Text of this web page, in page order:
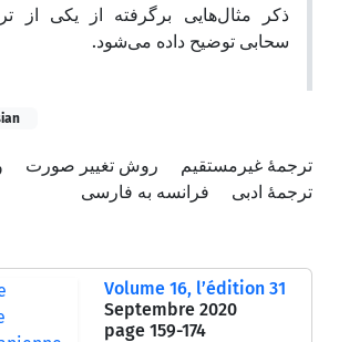
ذکر مثال‌هایی برگرفته از یکی از
سحابی توضیح داده می‌شود.
ترجمۀ غیرمستقیم روش تغییر صورت
ترجمۀ ادبی
فرانسه به فارسی
Volume 16, l’édition 31
Septembre 2020
page 159-174